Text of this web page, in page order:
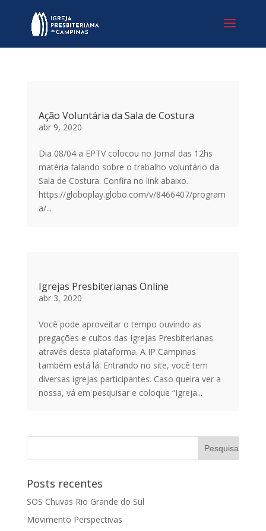
Ação Voluntária da Sala de Costura
abr 9, 2020
Dia 08/04 a EPTV colocou no Jornal das 12hs
matéria falando sobre o trabalho voluntário da
Sala de Costura. Confira no link abaixo.
https://globoplay.globo.com/v/8466407/program
a/...
Igrejas Presbiterianas Online
abr 3, 2020
Você pode aproveitar o tempo ouvindo as
pregações e cultos das Igrejas Presbiterianas
através desta plataforma. A IP Campinas
também está lá. Entrando no site, você tem
diversas igrejas participantes. Caso queira ver a
nossa, vá em pesquisar e coloque “Igreja...
Posts recentes
SOS Chuvas Rio Grande do Sul
Movimento Perspectivas